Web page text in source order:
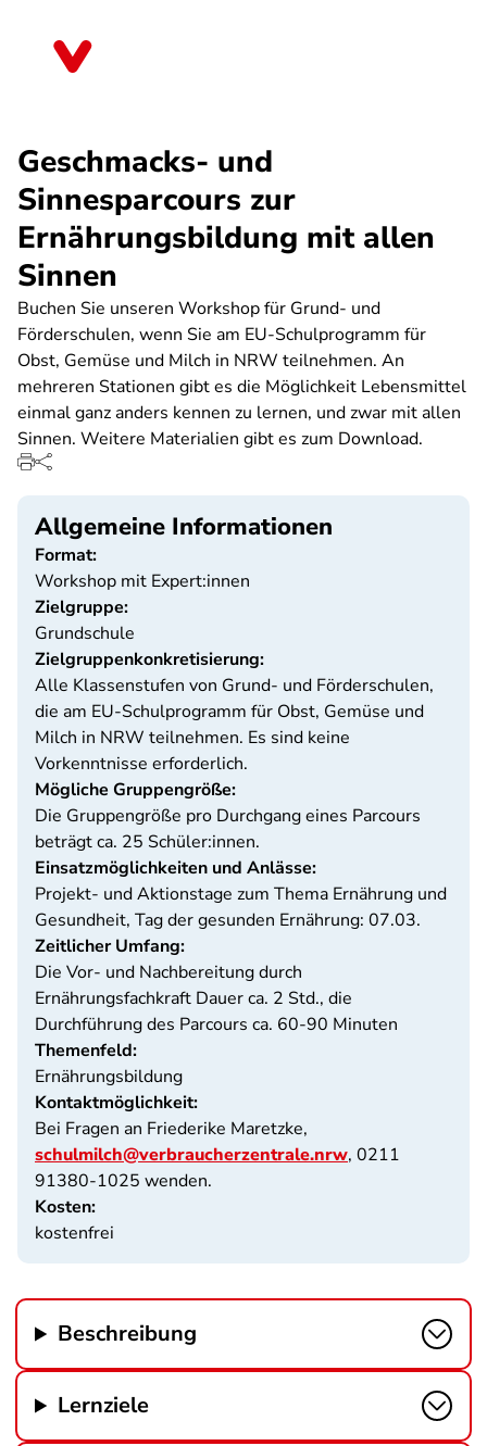
Geschmacks- und
Sinnesparcours zur
Ernährungsbildung mit allen
Sinnen
Buchen Sie unseren Workshop für Grund- und
Förderschulen, wenn Sie am EU-Schulprogramm für
Obst, Gemüse und Milch in NRW teilnehmen. An
mehreren Stationen gibt es die Möglichkeit Lebensmittel
einmal ganz anders kennen zu lernen, und zwar mit allen
Sinnen. Weitere Materialien gibt es zum Download.
Allgemeine Informationen
Format:
Workshop mit Expert:innen
Zielgruppe:
Grundschule
Zielgruppenkonkretisierung:
Alle Klassenstufen von Grund- und Förderschulen,
die am EU-Schulprogramm für Obst, Gemüse und
Milch in NRW teilnehmen. Es sind keine
Vorkenntnisse erforderlich.
Mögliche Gruppengröße:
Die Gruppengröße pro Durchgang eines Parcours
beträgt ca. 25 Schüler:innen.
Einsatzmöglichkeiten und Anlässe:
Projekt- und Aktionstage zum Thema Ernährung und
Gesundheit, Tag der gesunden Ernährung: 07.03.
Zeitlicher Umfang:
Die Vor- und Nachbereitung durch
Ernährungsfachkraft Dauer ca. 2 Std., die
Durchführung des Parcours ca. 60-90 Minuten
Themenfeld:
Ernährungsbildung
Kontaktmöglichkeit:
Bei Fragen an Friederike Maretzke,
schulmilch@verbraucherzentrale.nrw, 0211
91380-1025 wenden.
Kosten:
kostenfrei
Beschreibung
Lernziele